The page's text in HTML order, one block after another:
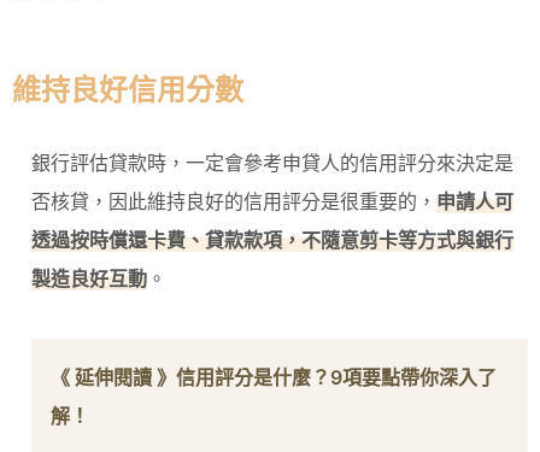
維持良好信用分數
銀行評估貸款時，一定會參考申貸人的信用評分來決定是
否核貸，因此維持良好的信用評分是很重要的， 申請人可
透過按時償還卡費、貸款款項，不隨意剪卡等方式與銀行
製造良好互動 。
《 延伸閱讀 》 信用評分是什麼？9項要點帶你深入了
解！